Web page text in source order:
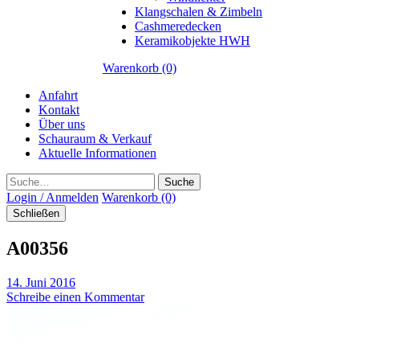
Klangschalen & Zimbeln
Cashmeredecken
Keramikobjekte HWH
Warenkorb (0)
Anfahrt
Kontakt
Über uns
Schauraum & Verkauf
Aktuelle Informationen
Suche
Login / Anmelden Warenkorb (0)
Schließen
A00356
14. Juni 2016
Schreibe einen Kommentar